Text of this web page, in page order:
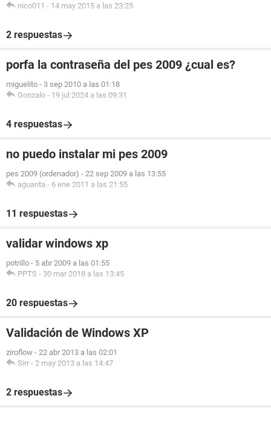
nico011 - 14 may 2015 a las 23:25
2 respuestas
porfa la contraseña del pes 2009 ¿cual es?
miguelito - 3 sep 2010 a las 01:18
Gonzalo - 19 jul 2024 a las 09:31
4 respuestas
no puedo instalar mi pes 2009
pes 2009 (ordenador) - 22 sep 2009 a las 13:55
aguanta - 6 ene 2011 a las 21:55
11 respuestas
validar windows xp
potrillo - 5 abr 2009 a las 01:55
PPTS - 30 mar 2018 a las 13:45
20 respuestas
Validación de Windows XP
ziroflow - 22 abr 2013 a las 02:01
Sirr - 2 may 2013 a las 14:47
2 respuestas